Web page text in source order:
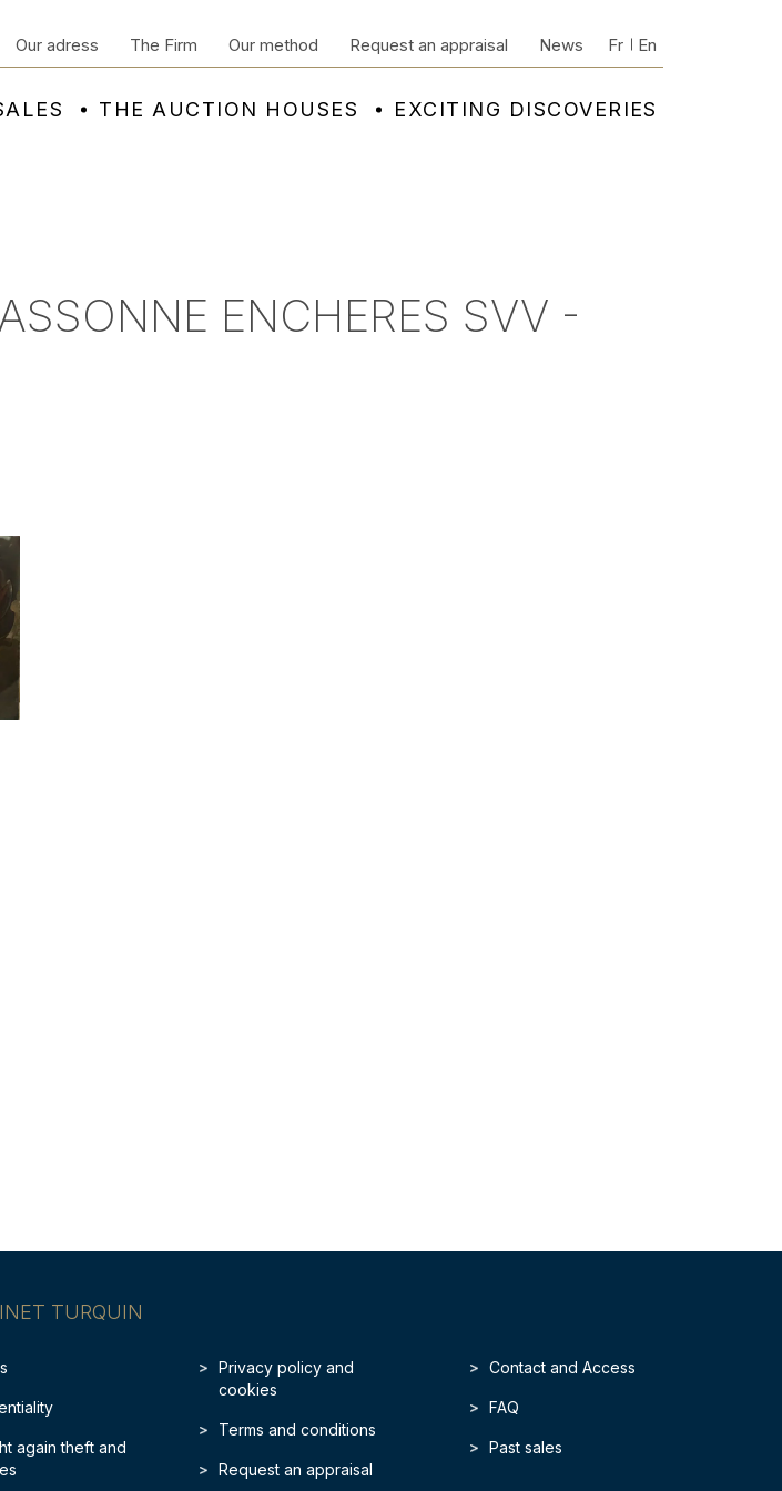
THE AUCTION HOUSES EXCITING DISCOVERIES
Our adress The Firm Our method Request an appraisal News Fr En
ENCHERES SVV -
TURQUIN
again theft and
Privacy policy and
cookies
Terms and conditions
Request an appraisal
Contact and Access
FAQ
Past sales